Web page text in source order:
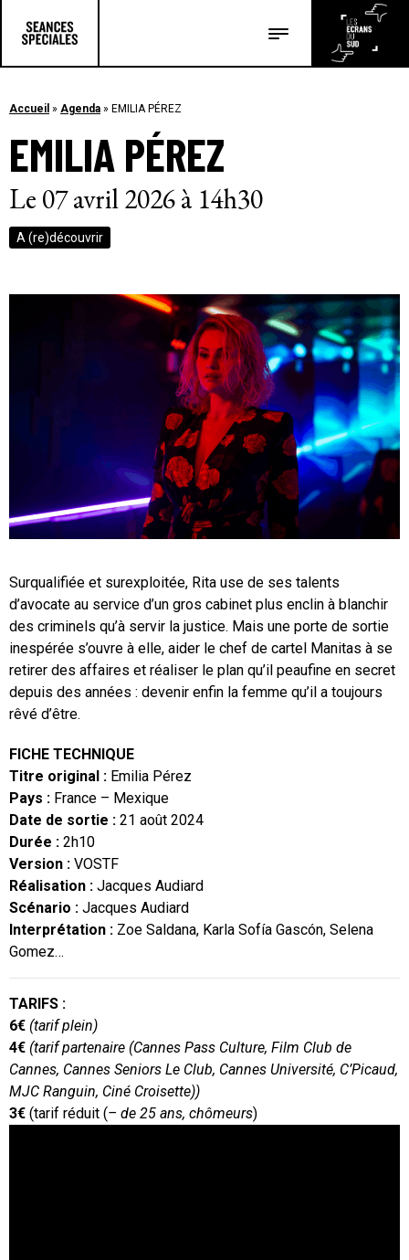
Les articles
Accueil » Agenda » EMILIA PÉREZ
EMILIA PÉREZ
Le 07 avril 2026 à 14h30
A (re)découvrir
Surqualifiée et surexploitée, Rita use de ses talents
d’avocate au service d’un gros cabinet plus enclin à blanchir
des criminels qu’à servir la justice. Mais une porte de sortie
inespérée s’ouvre à elle, aider le chef de cartel Manitas à se
retirer des affaires et réaliser le plan qu’il peaufine en secret
depuis des années : devenir enfin la femme qu’il a toujours
rêvé d’être.
FICHE TECHNIQUE
Titre original : Emilia Pérez
Pays : France – Mexique
Date de sortie : 21 août 2024
Durée : 2h10
Version : VOSTF
Réalisation : Jacques Audiard
Scénario : Jacques Audiard
Interprétation : Zoe Saldana, Karla Sofía Gascón, Selena
Gomez…
TARIFS :
6€ (tarif plein)
4€ (tarif partenaire (Cannes Pass Culture, Film Club de
Cannes, Cannes Seniors Le Club, Cannes Université, C’Picaud,
MJC Ranguin, Ciné Croisette))
3€ (tarif réduit (– de 25 ans, chômeurs)